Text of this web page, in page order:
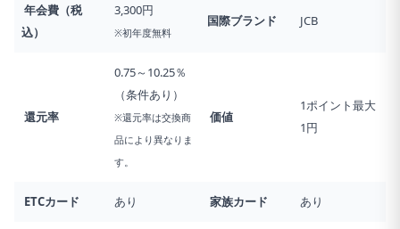
年会費（税
込）
3,300円
※初年度無料
国際ブランド JCB
還元率
0.75～10.25％
（条件あり）
※還元率は交換商
品により異なりま
す。
価値
1ポイント最大
1円
ETCカード あり 家族カード あり